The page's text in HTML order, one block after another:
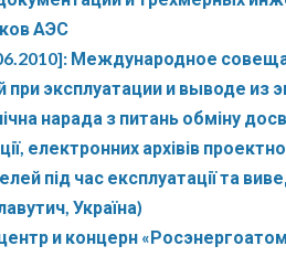
АЭС
Международное
эксплуатации и выводе из
нарада з питань обміну
електронних архівів
під час експлуатації та
Україна)
и концерн